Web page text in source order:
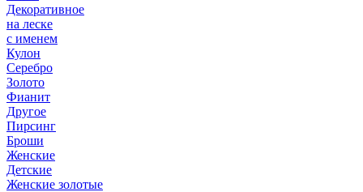
Декоративное
на леске
с именем
Кулон
Серебро
Золото
Фианит
Другое
Пирсинг
Броши
Женские
Детские
Женские золотые